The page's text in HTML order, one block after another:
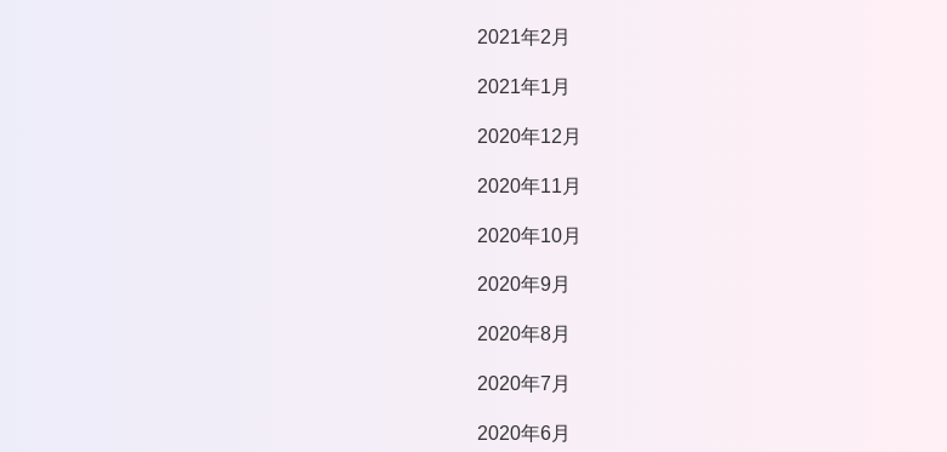
2021年2月
2021年1月
2020年12月
2020年11月
2020年10月
2020年9月
2020年8月
2020年7月
2020年6月